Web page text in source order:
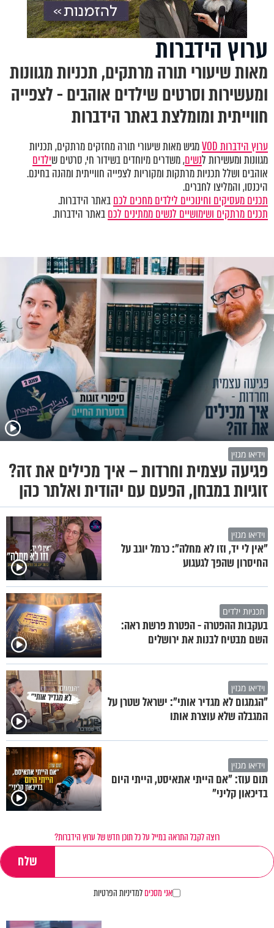
ערוץ הידברות
מאות שיעורי תורה מרתקים, תכניות מגוונות
ומעשירות וסרטים שילדים אוהבים - לצפייה
חווייתית ומומלצת באתר הידברות
ערוץ הידברות VOD
מגיש מאות שיעורי תורה מחזקים מרתקים, תכניות
מגוונות ומעשירות לנשים, משדרים מיוחדים בשידור חי, סרטים שילדים
אוהבים ושלל תכניות מרתקות ומקוריות לצפייה חווייתית ומהנה בחינם.
היכנסו, והמליצו לחברים.
תכנים מעסיקים וחינוכיים לילדים מחכים לכםבאתר הידברות.
תכנים מרתקים ושימושיים לנשים ממתינים לכםבאתר הידברות.
וידיאו מגזין
פגיעה עצמית וחרדות – איך מכילים את זה?
זוגיות במבחן, הפעם עם יהודית ואלתר כהן
וידיאו מגזין
"אין לי יד, וזו לא מחלה": כרמל יוגב על
החיסרון שהפך לגעגוע
תכניות ילדים
בעקבות ההפטרה - הפטרת פרשת ראה:
השם מבטיח לבנות את ירושלים
וידיאו מגזין
"הגמגום לא מגדיר אותי": ישראל שטרן על
המגבלה שלא עוצרת אותו
וידיאו מגזין
תום עוז: "אם הייתי אתאיסט, הייתי היום
בדיכאון קליני"
רוצה לקבל התראה במייל על כל תוכן חדש של ערוץ הידברות?
אני מסכיםלמדיניות הפרטיות